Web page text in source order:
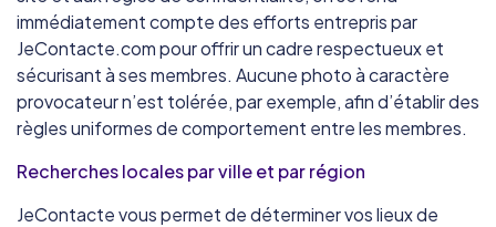
immédiatement compte des efforts entrepris par
JeContacte.com pour offrir un cadre respectueux et
sécurisant à ses membres. Aucune photo à caractère
provocateur n’est tolérée, par exemple, afin d’établir des
règles uniformes de comportement entre les membres.
Recherches locales par ville et par région
JeContacte vous permet de déterminer vos lieux de